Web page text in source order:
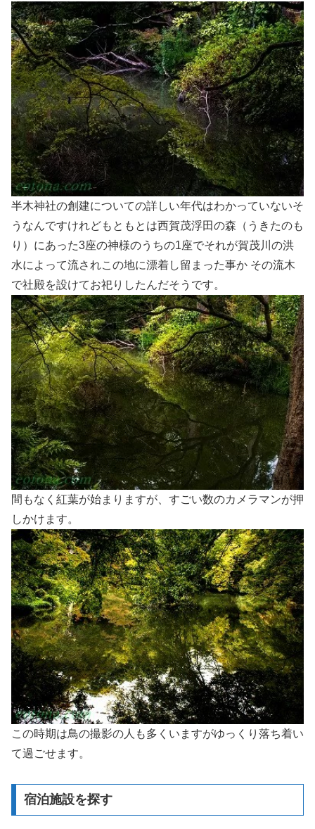
半木神社の創建についての詳しい年代はわかっていないそ
うなんですけれどもともとは西賀茂浮田の森（うきたのも
り）にあった3座の神様のうちの1座でそれが賀茂川の洪
水によって流されこの地に漂着し留まった事か その流木
で社殿を設けてお祀りしたんだそうです。
間もなく紅葉が始まりますが、すごい数のカメラマンが押
しかけます。
この時期は鳥の撮影の人も多くいますがゆっくり落ち着い
て過ごせます。
宿泊施設を探す